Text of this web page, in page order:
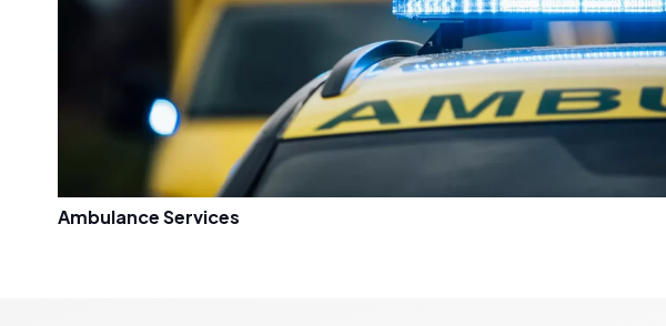
Ambulance Services